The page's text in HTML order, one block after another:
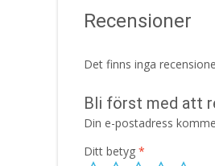
Recensioner
Det finns inga
Bli först med att
Din e-postadress
Ditt betyg *